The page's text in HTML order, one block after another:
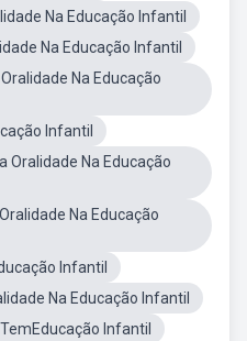
Na Educação Infantil
Na Educação Infantil
Na Educação
Infantil
Oralidade Na Educação
Na Educação
Infantil
Na Educação Infantil
Infantil